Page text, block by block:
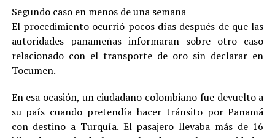
Segundo caso en menos de una semana
El procedimiento ocurrió pocos días después de que las
autoridades panameñas informaran sobre otro caso
relacionado con el transporte de oro sin declarar en
Tocumen.
En esa ocasión, un ciudadano colombiano fue devuelto a
su país cuando pretendía hacer tránsito por Panamá
con destino a Turquía. El pasajero llevaba más de 16